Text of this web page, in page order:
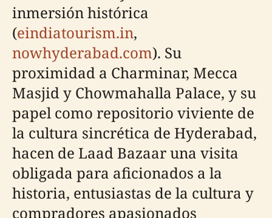
inmersión histórica
(eindiatourism.in,
nowhyderabad.com). Su
proximidad a Charminar, Mecca
Masjid y Chowmahalla Palace, y su
papel como repositorio viviente de
la cultura sincrética de Hyderabad,
hacen de Laad Bazaar una visita
obligada para aficionados a la
historia, entusiastas de la cultura y
compradores apasionados